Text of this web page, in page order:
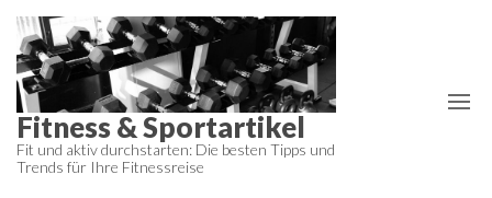
Zum
Inhalt
springen
Fitness & Sportartikel
Fit und aktiv durchstarten: Die besten Tipps und
Trends für Ihre Fitnessreise